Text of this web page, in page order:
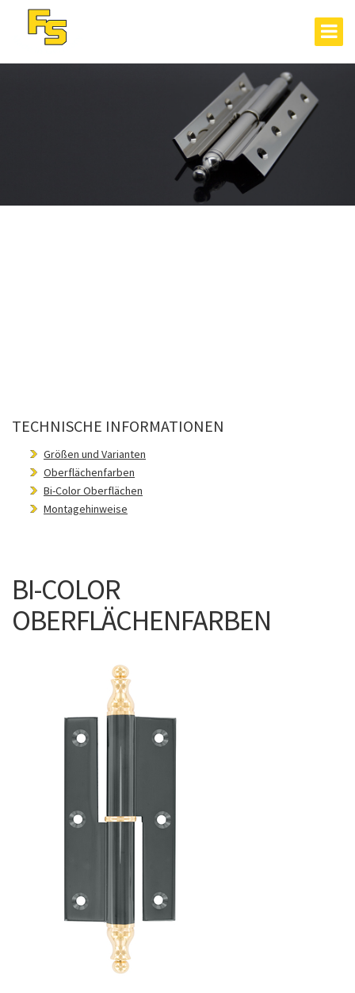
TECHNISCHE INFORMATIONEN
Größen und Varianten
Oberflächenfarben
Bi-Color Oberflächen
Montagehinweise
BI-COLOR
OBERFLÄCHENFARBEN